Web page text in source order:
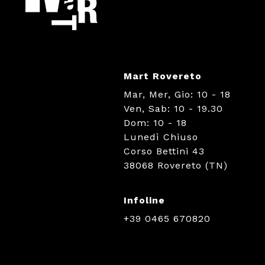
Mart Rovereto
Mar, Mer, Gio: 10 - 18
Ven, Sab: 10 - 19.30
Dom: 10 - 18
Lunedì Chiuso
Corso Bettini 43
38068 Rovereto (TN)
Infoline
+39 0465 670820